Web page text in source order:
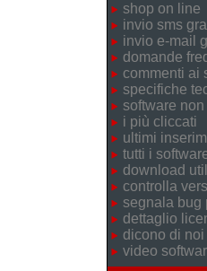
shop on line
invio sms
invio e-mail
domande
commenti ai
specifiche
software
i più cliccati
ultimi
tutti i
download
controlla
segnala bug
dettaglio
dicono di noi
video